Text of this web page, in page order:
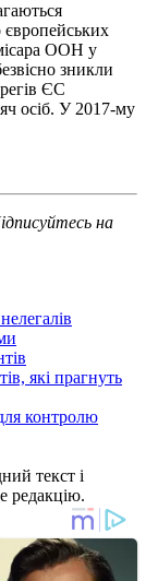
ООН у
зникли
ЄС
осіб. У 2017-му
на
які прагнуть
контролю
текст і
редакцію.